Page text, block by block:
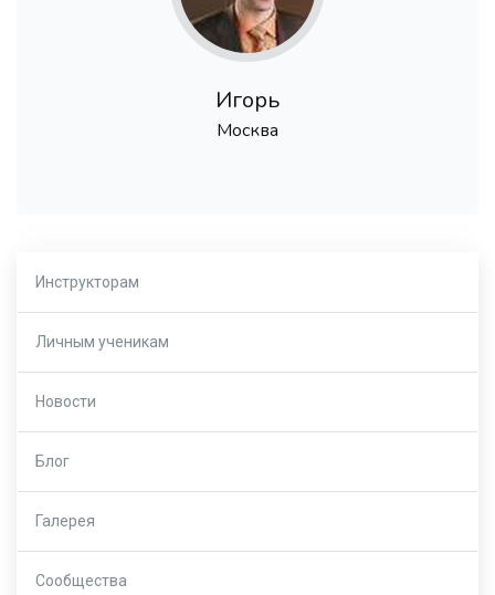
Игорь
Москва
Инструкторам
Личным ученикам
Новости
Блог
Галерея
Сообщества